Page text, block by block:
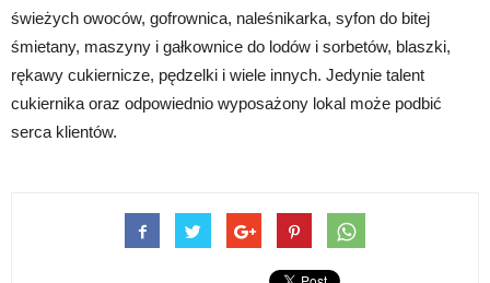
świeżych owoców, gofrownica, naleśnikarka, syfon do bitej
śmietany, maszyny i gałkownice do lodów i sorbetów, blaszki,
rękawy cukiernicze, pędzelki i wiele innych. Jedynie talent
cukiernika oraz odpowiednio wyposażony lokal może podbić
serca klientów.